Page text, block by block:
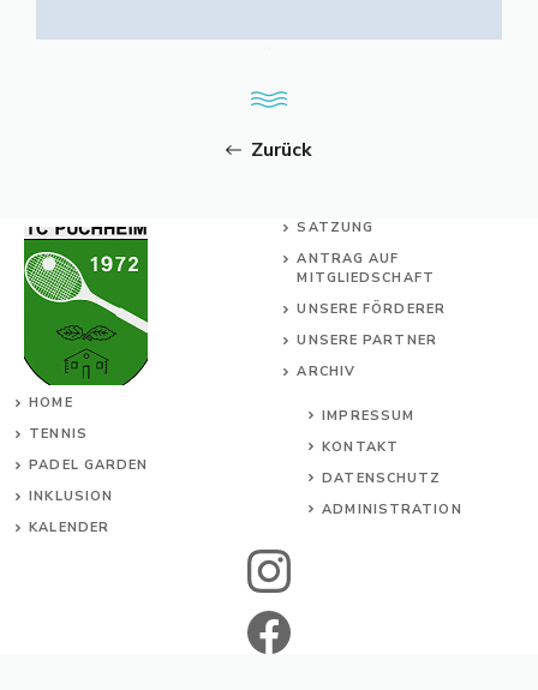
Zurück
SATZUNG
ANTRAG AUF
MITGLIEDSCHAFT
UNSERE FÖRDERER
UNSERE PARTNER
ARCHIV
HOME
TENNIS
PADEL GARDEN
INKLUSION
KALENDER
IMPRESSUM
KONTAKT
DATENSCHUTZ
ADMINISTRATION